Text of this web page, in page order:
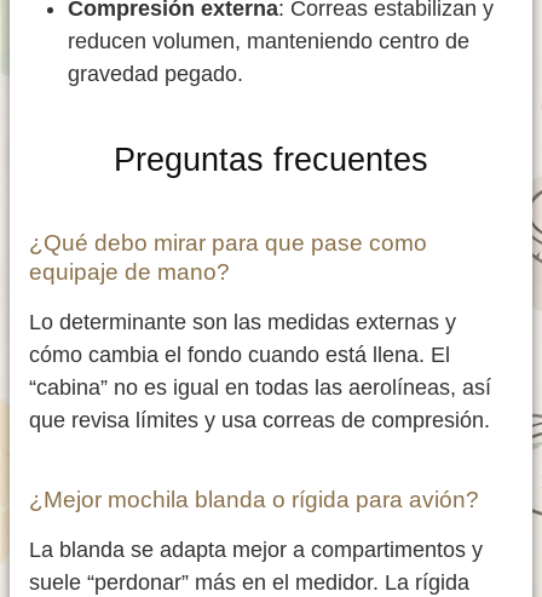
Compresión externa: Correas estabilizan y
reducen volumen, manteniendo centro de
gravedad pegado.
Preguntas frecuentes
¿Qué debo mirar para que pase como
equipaje de mano?
Lo determinante son las medidas externas y
cómo cambia el fondo cuando está llena. El
“cabina” no es igual en todas las aerolíneas, así
que revisa límites y usa correas de compresión.
¿Mejor mochila blanda o rígida para avión?
La blanda se adapta mejor a compartimentos y
suele “perdonar” más en el medidor. La rígida